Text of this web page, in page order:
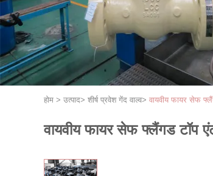
होम > उत्पाद> शीर्ष प्रवेश गेंद वाल्व> वायवीय फायर सेफ
वायवीय फायर सेफ फ्लैंगड टॉप